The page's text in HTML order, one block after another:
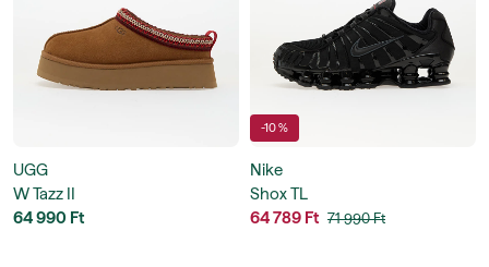
UGG
W Tazz II
64 990 Ft
-10 %
Nike
Shox TL
64 789 Ft 71 990 Ft